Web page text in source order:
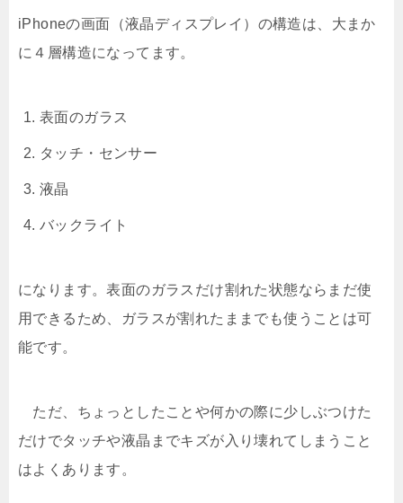
iPhoneの画面（液晶ディスプレイ）の構造は、大まか
に４層構造になってます。
表面のガラス
タッチ・センサー
液晶
バックライト
になります。表面のガラスだけ割れた状態ならまだ使
用できるため、ガラスが割れたままでも使うことは可
能です。
ただ、ちょっとしたことや何かの際に少しぶつけた
だけでタッチや液晶までキズが入り壊れてしまうこと
はよくあります。